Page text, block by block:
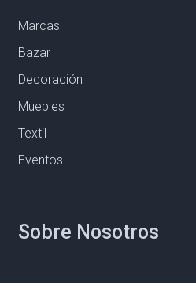
Marcas
Bazar
Decoración
Muebles
Textil
Eventos
Sobre Nosotros